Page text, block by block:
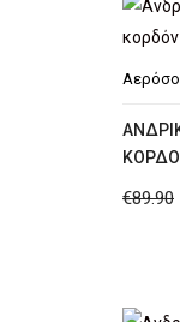
€89.90